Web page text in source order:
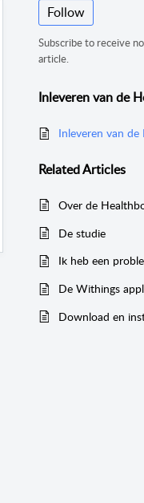
Follow
Subscribe to receive
article.
Inleveren van de
Inleveren van
RelatedArticles
Over de
De studie
Ik heb een
De Withings